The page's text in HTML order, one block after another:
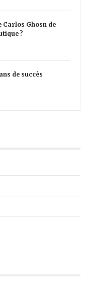
Carlos Ghosn de
?
de succès